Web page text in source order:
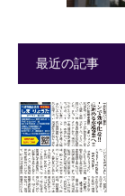
最近の記事